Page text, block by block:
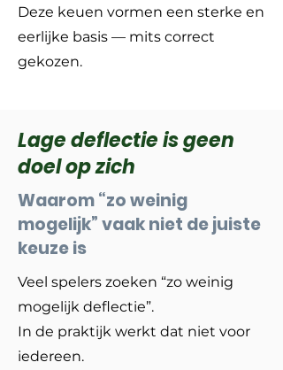
Deze keuen vormen een sterke en
eerlijke basis — mits correct
gekozen.
Lage deflectie is geen
doel op zich
Waarom “zo weinig
mogelijk” vaak niet de juiste
keuze is
Veel spelers zoeken “zo weinig
mogelijk deflectie”.
In de praktijk werkt dat niet voor
iedereen.